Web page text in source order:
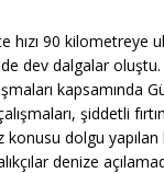
hızı 90 kilometreye
dev dalgalar
kapsamında
şiddetli
konusu dolgu
denize